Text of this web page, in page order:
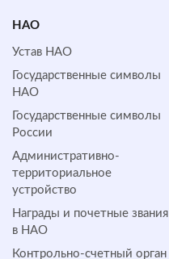
НАО
Устав НАО
Государственные символы
НАО
Государственные символы
России
Административно-
территориальное
устройство
Награды и почетные звания
в НАО
Контрольно-счетный орган